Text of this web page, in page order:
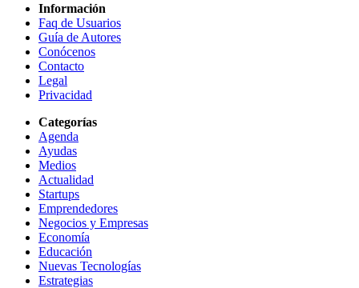
Información
Faq de Usuarios
Guía de Autores
Conócenos
Contacto
Legal
Privacidad
Categorías
Agenda
Ayudas
Medios
Actualidad
Startups
Emprendedores
Negocios y Empresas
Economía
Educación
Nuevas Tecnologías
Estrategias